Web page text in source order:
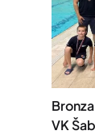
VK